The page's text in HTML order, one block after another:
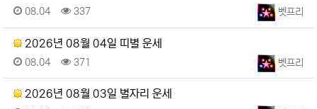
등록자벳프리
등록일
08.04 조회
337
2026년 08월 04일 띠별 운세
등록자벳프리
등록일
08.04 조회
371
2026년 08월 03일 별자리 운세